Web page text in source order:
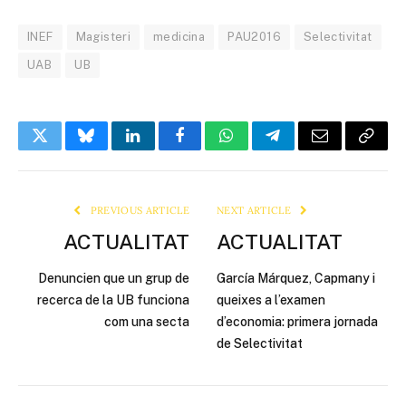
INEF Magisteri medicina PAU2016 Selectivitat
UAB UB
TwitterBlueskyLinkedInFacebookWhatsAppTelegramEmail Copy
PREVIOUS ARTICLE
ACTUALITAT
Denuncien que un grup de
recerca de la UB funciona
com una secta
NEXT ARTICLE
ACTUALITAT
García Márquez, Capmany i
queixes a l’examen
d’economia: primera jornada
de Selectivitat